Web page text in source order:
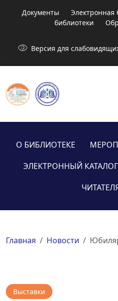
Документы Электронная
библиотеки
visibility Версия для
О БИБЛИОТЕКЕ
ЭЛЕКТРОННЫЙ КАТАЛОГ
Главная Новости
Выставки